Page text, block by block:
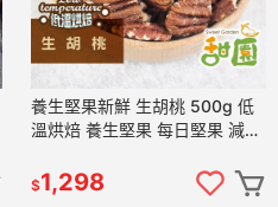
養生堅果新鮮 生胡桃 500g 低
溫烘焙 養生堅果 每日堅果 減醣
【甜園】
$1,298